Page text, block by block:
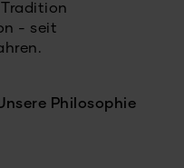
- seit
Philosophie